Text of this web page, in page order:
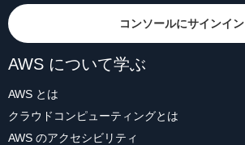
コンソールにサインイン
AWS について学ぶ
AWS とは
クラウドコンピューティングとは
AWS のアクセシビリティ